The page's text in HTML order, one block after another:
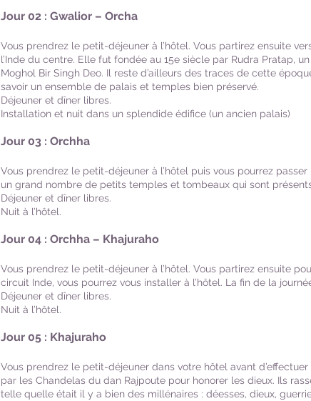
Jour 02 : Gwalior – Orcha
Vous prendrez le petit-déjeuner à l’hôtel. Vous partirez ensuite
l’Inde du centre. Elle fut fondée au 15e siècle par Rudra Pratap,
Moghol Bir Singh Deo. Il reste d’ailleurs des traces de cette
savoir un ensemble de palais et temples bien préservé.
Déjeuner et dîner libres.
Installation et nuit dans un splendide édifice (un ancien palais)
Jour 03 : Orchha
Vous prendrez le petit-déjeuner à l’hôtel puis vous pourrez
un grand nombre de petits temples et tombeaux qui sont
Déjeuner et dîner libres.
Nuit à l’hôtel.
Jour 04 : Orchha – Khajuraho
Vous prendrez le petit-déjeuner à l’hôtel. Vous partirez ensuite
circuit Inde, vous pourrez vous installer à l’hôtel. La fin de la
Déjeuner et dîner libres.
Nuit à l’hôtel.
Jour 05 : Khajuraho
Vous prendrez le petit-déjeuner dans votre hôtel avant
par les Chandelas du dan Rajpoute pour honorer les dieux. Ils
telle quelle était il y a bien des millénaires : déesses, dieux,